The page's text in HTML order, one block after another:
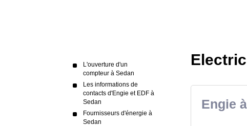
L'ouverture d'un
compteur à Sedan
Les informations de
contacts d'Engie et EDF à
Sedan
Fournisseurs d'énergie à
Sedan
Engie